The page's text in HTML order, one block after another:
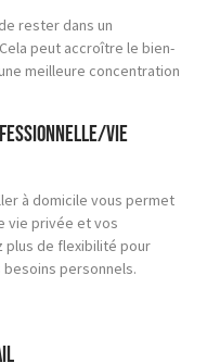
rester dans un
peut accroître le bien-
meilleure concentration
vie
à domicile vous permet
vie privée et vos
plus de flexibilité pour
personnels.